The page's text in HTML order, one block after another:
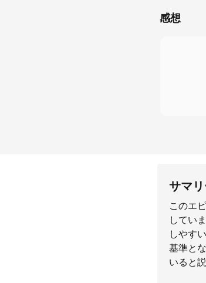
感想
サマ
このエ
してい
しやす
基準と
いると